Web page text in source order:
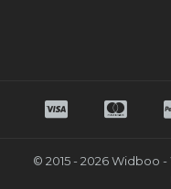
© 2015 - 2026 Widboo